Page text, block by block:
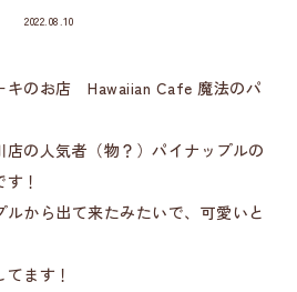
2022.08.10
キのお店 Hawaiian Cafe 魔法のパ
の人気者（物？）パイナップルの
！
から出て来たみたいで、可愛いと
ます！